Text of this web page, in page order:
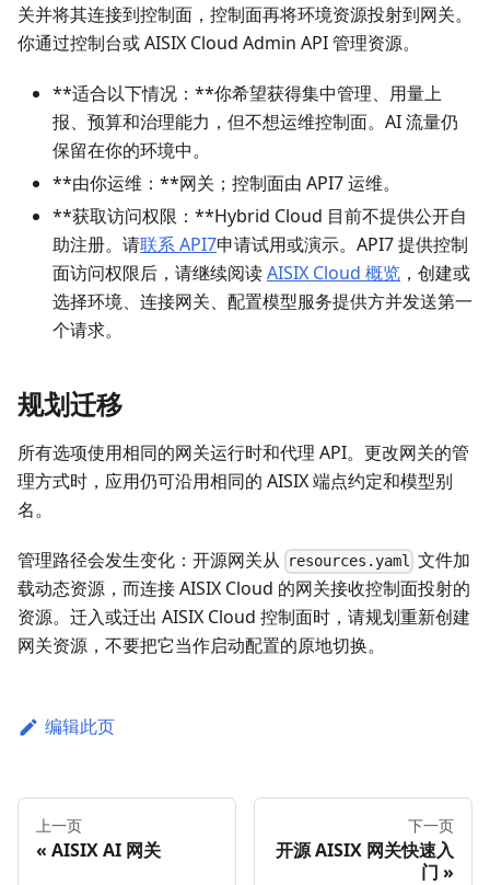
关并将其连接到控制面，控制面再将环境资源投射到网关。
你通过控制台或 AISIX Cloud Admin API 管理资源。
**适合以下情况：**你希望获得集中管理、用量上
报、预算和治理能力，但不想运维控制面。AI 流量仍
保留在你的环境中。
**由你运维：**网关；控制面由 API7 运维。
**获取访问权限：**Hybrid Cloud 目前不提供公开自
助注册。请联系 API7申请试用或演示。API7 提供控制
面访问权限后，请继续阅读AISIX Cloud 概览 ，创建或
选择环境、连接网关、配置模型服务提供方并发送第一
个请求。
规划迁移
所有选项使用相同的网关运行时和代理 API。更改网关的管
理方式时，应用仍可沿用相同的 AISIX 端点约定和模型别
名。
管理路径会发生变化：开源网关从 resources.yaml 文件加
载动态资源，而连接 AISIX Cloud 的网关接收控制面投射的
资源。迁入或迁出 AISIX Cloud 控制面时，请规划重新创建
网关资源，不要把它当作启动配置的原地切换。
编辑此页
上一页
AISIX AI 网关
下一页
开源 AISIX 网关快速入
门